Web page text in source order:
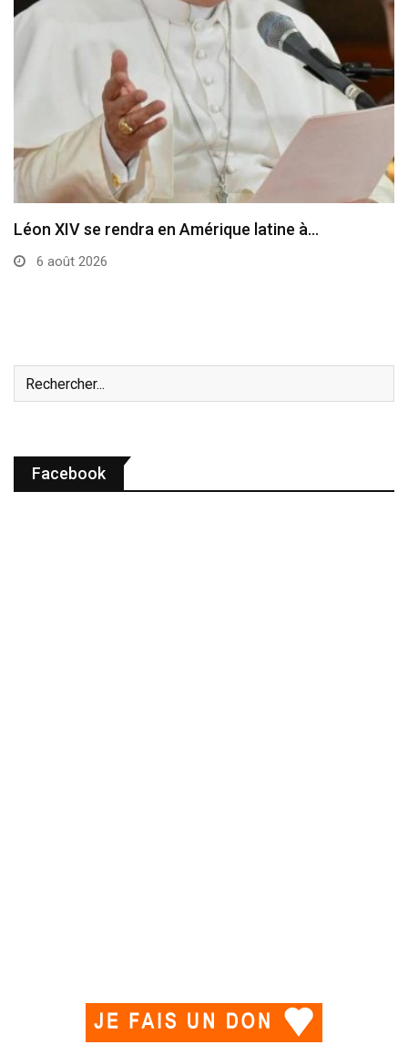
Le cardinal Parolin au Guatemala
6 août 2026
Facebook